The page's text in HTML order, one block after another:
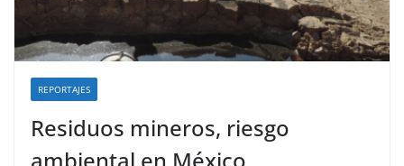
REPORTAJES
Residuos mineros, riesgo